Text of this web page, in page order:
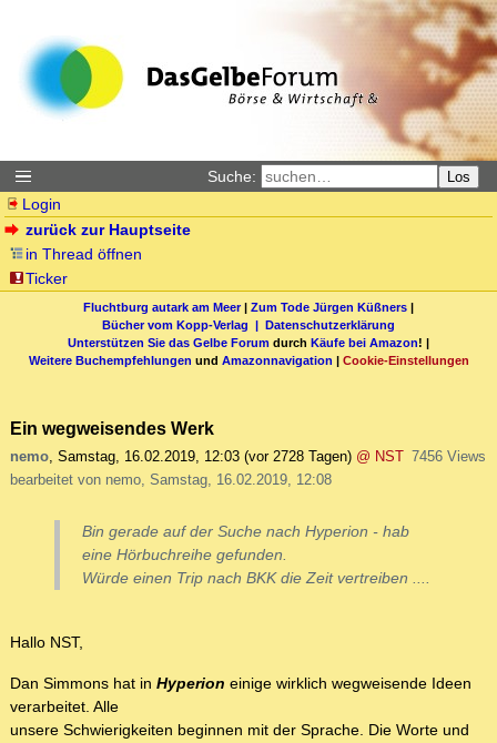
Suche: Los
Login
zurück zur Hauptseite
in Thread öffnen
Ticker
Fluchtburg autark am Meer| Zum Tode Jürgen Küßners |
Bücher vom Kopp-Verlag | Datenschutzerklärung
Unterstützen Sie das Gelbe Forum durch Käufe bei Amazon! |
Weitere Buchempfehlungen und Amazonnavigation | Cookie-Einstellungen
Ein wegweisendes Werk
nemo, Samstag, 16.02.2019, 12:03 (vor 2728 Tagen) @ NST 7456 Views
bearbeitet von nemo, Samstag, 16.02.2019, 12:08
Bin gerade auf der Suche nach Hyperion - hab
eine Hörbuchreihe gefunden.
Würde einen Trip nach BKK die Zeit vertreiben ....
Hallo NST,
Dan Simmons hat in Hyperion einige wirklich wegweisende Ideen
verarbeitet. Alle
unsere Schwierigkeiten beginnen mit der Sprache. Die Worte und